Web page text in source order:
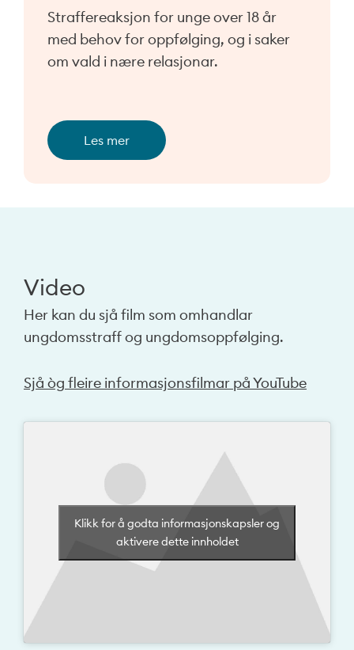
Straffereaksjon for unge over 18 år
med behov for oppfølging, og i saker
om vald i nære relasjonar.
Les mer
Video
Her kan du sjå film som omhandlar
ungdomsstraff og ungdomsoppfølging.
Sjå òg fleire informasjonsfilmar på YouTube
Klikk for å godta informasjonskapsler og
aktivere dette innholdet